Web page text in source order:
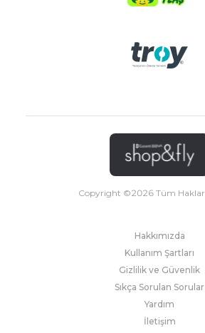
Copyright ©2026Tüm Hakları
Hakkımızda
Kullanım Şartları
Gizlilik ve Güvenlik
Sıkça Sorulan Sorular
Yardım
İletişim